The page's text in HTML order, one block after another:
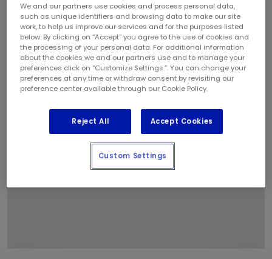
1 2
3
We and our partners use cookies and process personal data,
such as unique identifiers and browsing data to make our site
work, to help us improve our services and for the purposes listed
below. By clicking on “Accept” you agree to the use of cookies and
the processing of your personal data. For additional information
about the cookies we and our partners use and to manage your
preferences click on “Customize Settings.”. You can change your
preferences at any time or withdraw consent by revisiting our
preference center available through our Cookie Policy.
Reject All Accept Cookies
Custom Settings